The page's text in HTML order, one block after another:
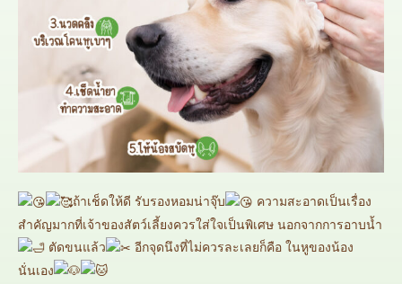
ถ้าเช็ดให้ดี รับรองหอมน่าจุ๊บ
ความสะอาดเป็นเรื่อง
สำคัญมากที่เจ้าของสัตว์เลี้ยงควรใส่ใจเป็นพิเศษ นอกจากการอาบน้ำ
ตัดขนแล้ว
อีกจุดนึงที่ไม่ควรละเลยก็คือ ในหูของน้อง
นั่นเอง